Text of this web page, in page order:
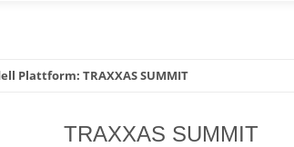
Plattform: TRAXXAS SUMMIT
TRAXXAS SUMMIT